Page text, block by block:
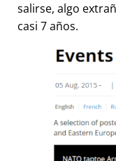
salirse, algo
casi 7 años.